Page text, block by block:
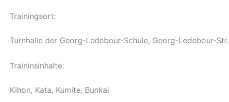
Trainingsort:
Turnhalle der Georg-Ledebour-Schule, Georg-Ledebour-
Traininsinhalte:
Kihon, Kata, Kumite, Bunkai